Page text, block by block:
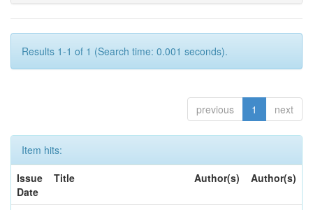
Results 1-1 of 1 (Search time: 0.001 seconds).
previous 1 next
Item hits:
Issue
Date
Title Author(s) Author(s)